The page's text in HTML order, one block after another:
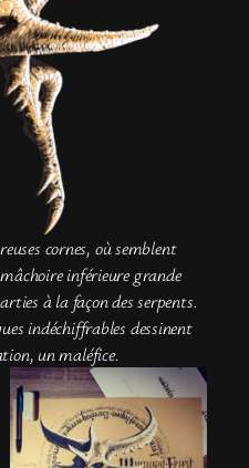
cornes, où semblent
inférieure grande
à la façon des serpents.
indéchiffrables dessinent
un maléfice.